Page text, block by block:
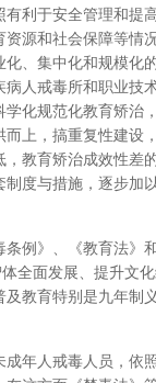
利于安全管理和
源和社会保障等情
、集中化和规模
人戒毒所和职业技
化规范化教育矫
上，搞重复性建设
教育矫治成效性差
度与措施，逐步
例》、《教育法》
全面发展、提升文
教育特别是九年制
年人戒毒人员，